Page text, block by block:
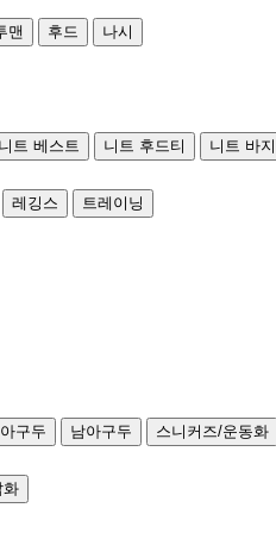
맨 후드
나시
니트 베스트 니트 후드티
니트 바지
레깅스
트레이닝
구두 남아구두 스니커즈/운동화
화